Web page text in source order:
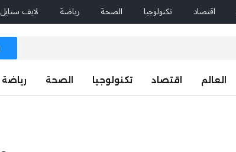
اقتصاد تكنولوجيا الصحة رياضة لايف ستايل
العالم اقتصاد تكنولوجيا الصحة رياضة